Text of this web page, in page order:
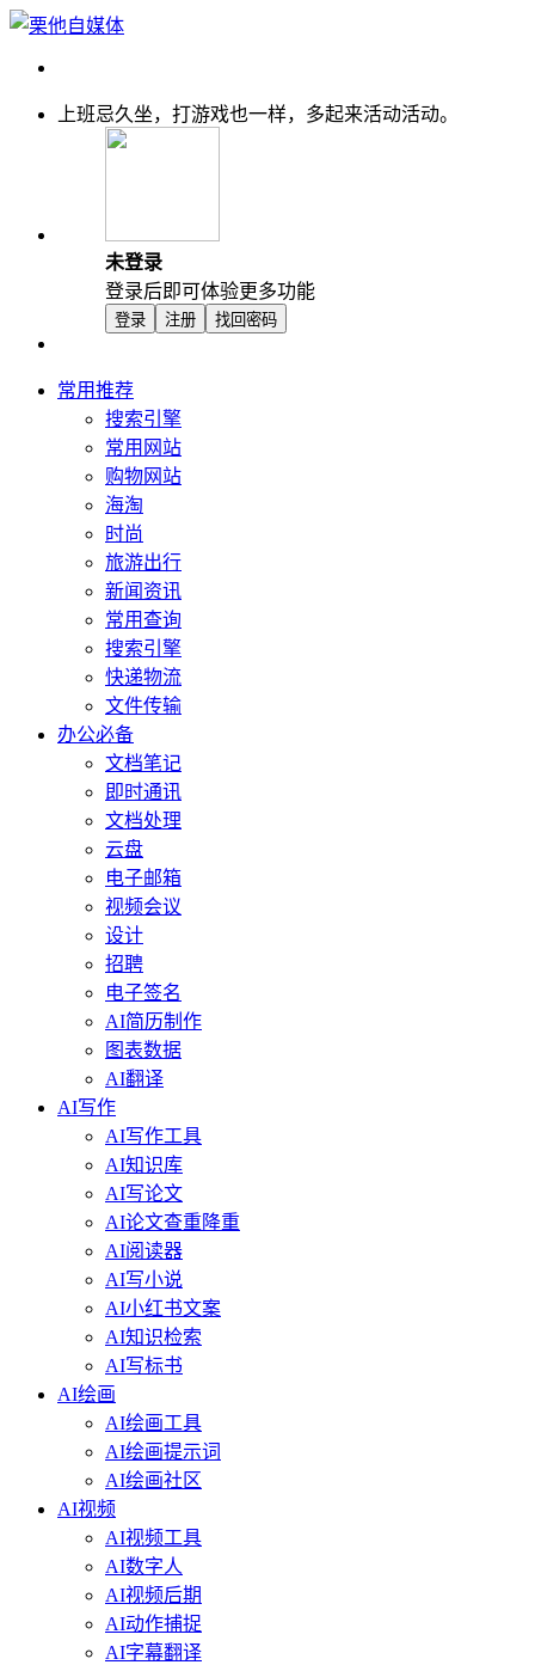
上班忌久坐，打游戏也一样，多起来活动活动。
未登录
登录后即可体验更多功能
登录 注册 找回密码
常用推荐
搜索引擎
常用网站
购物网站
海淘
时尚
旅游出行
新闻资讯
常用查询
搜索引擎
快递物流
文件传输
办公必备
文档笔记
即时通讯
文档处理
云盘
电子邮箱
视频会议
设计
招聘
电子签名
AI简历制作
图表数据
AI翻译
AI写作
AI写作工具
AI知识库
AI写论文
AI论文查重降重
AI阅读器
AI写小说
AI小红书文案
AI知识检索
AI写标书
AI绘画
AI绘画工具
AI绘画提示词
AI绘画社区
AI视频
AI视频工具
AI数字人
AI视频后期
AI动作捕捉
AI字幕翻译